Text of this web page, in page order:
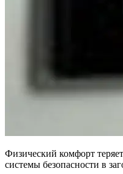
Физический комфорт
системы безопасности в